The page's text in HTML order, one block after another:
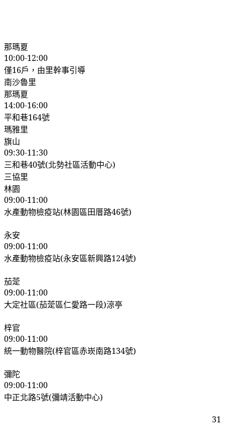
那瑪夏
10:00-12:00
僅16戶，由里幹事引導
南沙魯里
那瑪夏
14:00-16:00
平和巷164號
瑪雅里
旗山
09:30-11:30
三和巷40號(北勢社區活動中心)
三協里
林園
09:00-11:00
水產動物檢疫站(林園區田厝路46號)
永安
09:00-11:00
水產動物檢疫站(永安區新興路124號)
茄萣
09:00-11:00
大定社區(茄萣區仁愛路一段)涼亭
梓官
09:00-11:00
統一動物醫院(梓官區赤崁南路134號)
彌陀
09:00-11:00
中正北路5號(彌靖活動中心)
31